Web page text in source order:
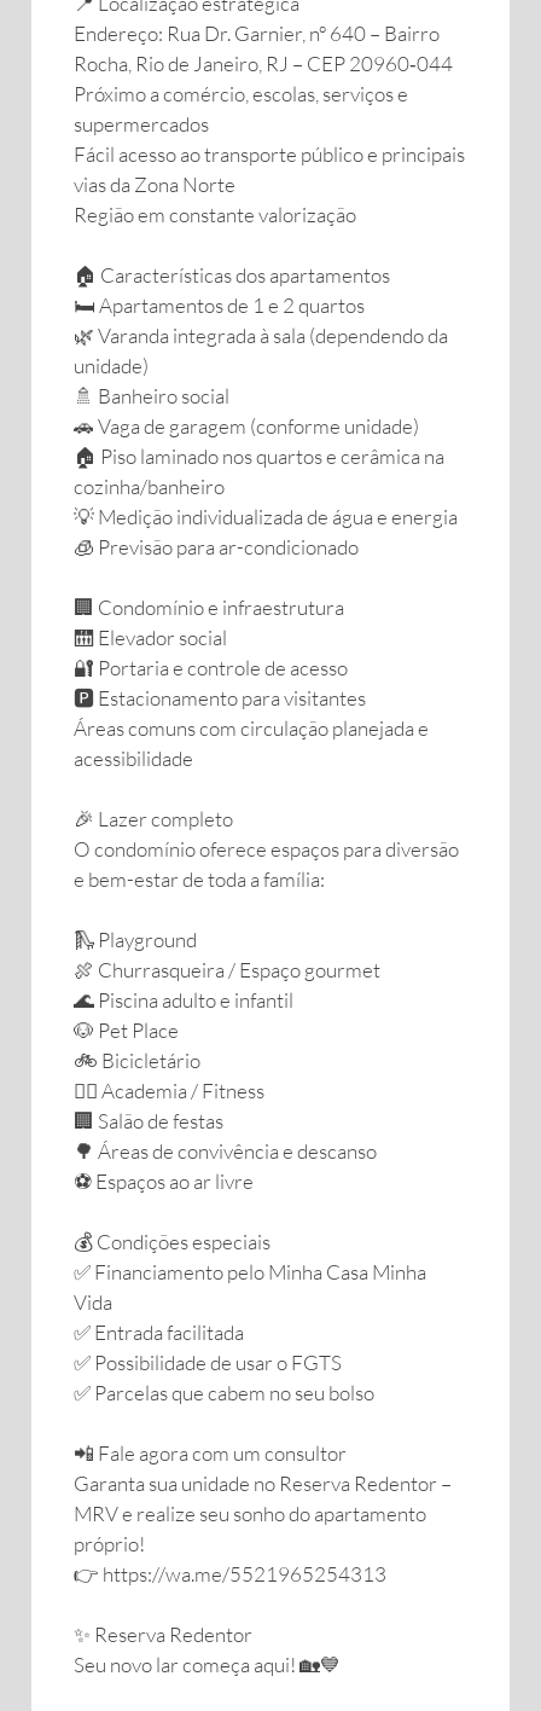
Endereço: Rua Dr. Garnier, nº 640 – Bairro
Rocha, Rio de Janeiro, RJ – CEP 20960‑044
Próximo a comércio, escolas, serviços e
supermercados
Fácil acesso ao transporte público e principais
vias da Zona Norte
Região em constante valorização
🏠 Características dos apartamentos
🛏️ Apartamentos de 1 e 2 quartos
🌿 Varanda integrada à sala (dependendo da
unidade)
🚿 Banheiro social
🚗 Vaga de garagem (conforme unidade)
🏠 Piso laminado nos quartos e cerâmica na
cozinha/banheiro
💡 Medição individualizada de água e energia
🧊 Previsão para ar-condicionado
🏢 Condomínio e infraestrutura
🛗 Elevador social
🔐 Portaria e controle de acesso
🅿️ Estacionamento para visitantes
Áreas comuns com circulação planejada e
acessibilidade
🎉 Lazer completo
O condomínio oferece espaços para diversão
e bem-estar de toda a família:
🛝 Playground
🍖 Churrasqueira / Espaço gourmet
🌊 Piscina adulto e infantil
🐶 Pet Place
🚲 Bicicletário
🏋️‍♂️ Academia / Fitness
🏢 Salão de festas
🌳 Áreas de convivência e descanso
⚽ Espaços ao ar livre
💰 Condições especiais
✅ Financiamento pelo Minha Casa Minha
Vida
✅ Entrada facilitada
✅ Possibilidade de usar o FGTS
✅ Parcelas que cabem no seu bolso
📲 Fale agora com um consultor
Garanta sua unidade no Reserva Redentor –
MRV e realize seu sonho do apartamento
próprio!
👉 https://wa.me/5521965254313
✨ Reserva Redentor
Seu novo lar começa aqui! 🏡💙